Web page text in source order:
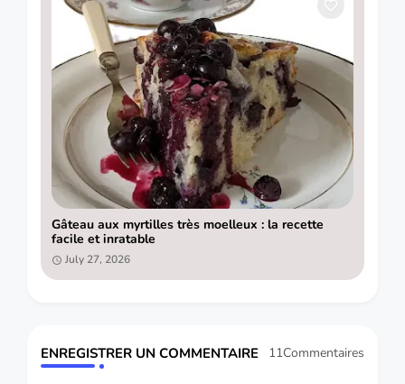
Gâteau aux myrtilles très moelleux : la recette
facile et inratable
July 27, 2026
ENREGISTRER UN COMMENTAIRE 11Commentaires